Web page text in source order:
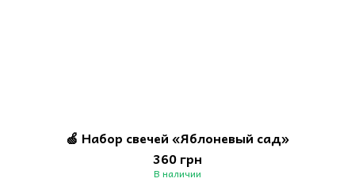
🍏 Набор свечей «Яблоневый сад»
360 грн
В наличии